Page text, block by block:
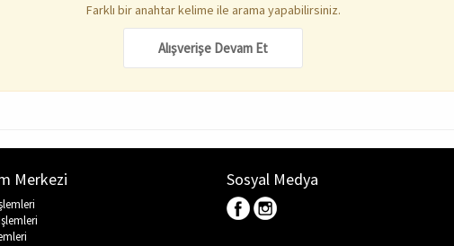
Farklı bir anahtar kelime ile arama yapabilirsiniz.
Alışverişe Devam Et
Merkezi Sosyal Medya